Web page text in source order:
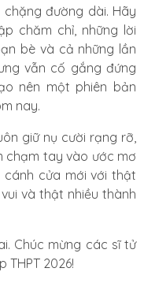
đường dài. Hãy
chăm chỉ, những lời
bè và cả những lần
vẫn cố gắng đứng
nên một phiên bản
nay.
giữ nụ cười rạng rỡ,
chạm tay vào ước mơ
cánh cửa mới với thật
và thật nhiều thành
Chúc mừng các sĩ tử
THPT 2026!